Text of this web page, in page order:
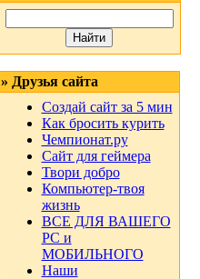
» Друзья сайта
Создай сайт за 5 мин
Как бросить курить
Чемпионат.ру
Сайт для геймера
Твори добро
Компьютер-твоя
жизнь
ВСЕ ДЛЯ ВАШЕГО
РС и
МОБИЛЬНОГО
Наши